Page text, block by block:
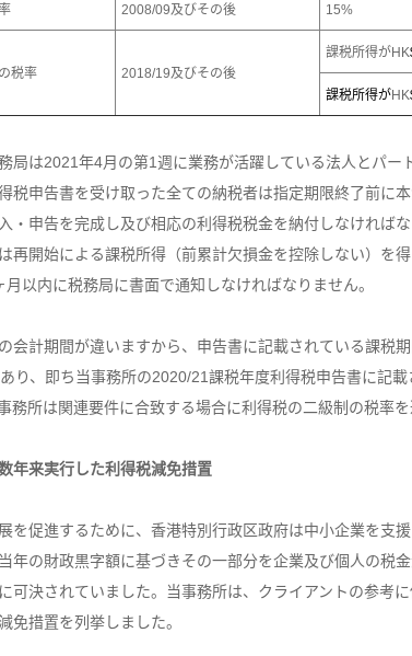
2008/09及びその後 15%
税率 2018/19及びその後
課税所得がHK
課税所得がHK
局は2021年4月の第1週に業務が活躍している法人とパ
税申告書を受け取った全ての納税者は指定期限終了前に
・申告を完成し及び相応の利得税税金を納付しなければ
再開始による課税所得（前累計欠損金を控除しない）を
月以内に税務局に書面で通知しなければなりません。
会計期間が違いますから、申告書に記載されている課税
り、即ち当事務所の2020/21課税年度利得税申告書に記
務所は関連要件に合致する場合に利得税の二級制の税率を
年来実行した利得税減免措置
を促進するために、香港特別行政区政府は中小企業を支
年の財政黒字額に基づきその一部分を企業及び個人の税
可決されていました。当事務所は、クライアントの参考
免措置を列挙しました。